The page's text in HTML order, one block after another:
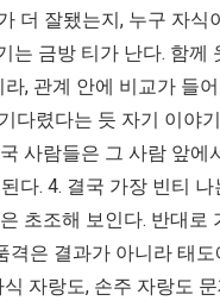
더 잘됐는지, 누구 자식
는 금방 티가 난다. 함께
, 관계 안에 비교가 들
다렸다는 듯 자기 이야
사람들은 그 사람 앞에
다. 4. 결국 가장 빈티 나
초조해 보인다. 반대로
은 결과가 아니라 태
자랑도, 손주 자랑도